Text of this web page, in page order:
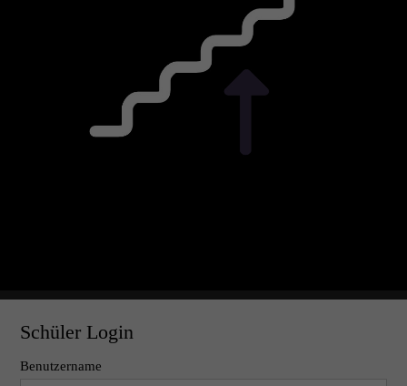
Schüler Login
Benutzername